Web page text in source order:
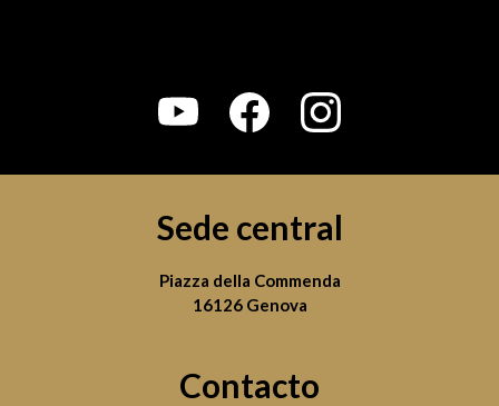
Sede central
Piazza della Commenda
16126 Genova
Contacto